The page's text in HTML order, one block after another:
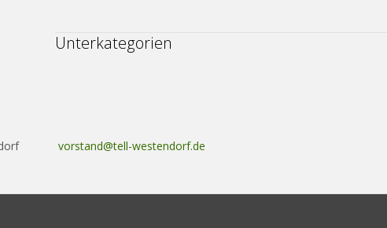
Unterkategorien
vorstand@tell-westendorf.de